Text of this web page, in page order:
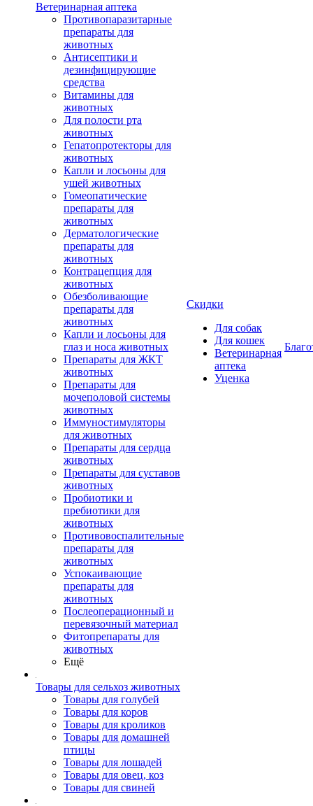
Ветеринарная аптека
Противопаразитарные
препараты для
животных
Антисептики и
дезинфицирующие
средства
Витамины для
животных
Для полости рта
животных
Гепатопротекторы для
животных
Капли и лосьоны для
ушей животных
Гомеопатические
препараты для
животных
Дерматологические
препараты для
животных
Контрацепция для
животных
Обезболивающие
препараты для
животных
Капли и лосьоны для
глаз и носа животных
Препараты для ЖКТ
животных
Препараты для
мочеполовой системы
животных
Иммуностимуляторы
для животных
Препараты для сердца
животных
Препараты для суставов
животных
Пробиотики и
пребиотики для
животных
Противовоспалительные
препараты для
животных
Успокаивающие
препараты для
животных
Послеоперационный и
перевязочный материал
Фитопрепараты для
животных
Ещё
Товары для сельхоз животных
Товары для голубей
Товары для коров
Товары для кроликов
Товары для домашней
птицы
Товары для лошадей
Товары для овец, коз
Товары для свиней
Скидки
Для собак
Для кошек
Ветеринарная
аптека
Уценка